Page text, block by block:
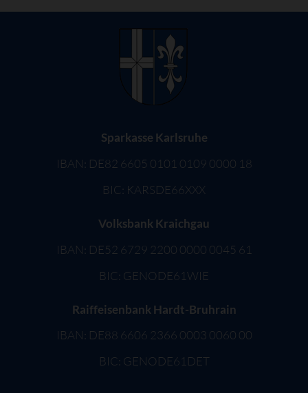
Sparkasse Karlsruhe
IBAN: DE82 6605 0101 0109 0000 18
BIC: KARSDE66XXX
Volksbank Kraichgau
IBAN: DE52 6729 2200 0000 0045 61
BIC: GENODE61WIE
Raiffeisenbank Hardt-Bruhrain
IBAN: DE88 6606 2366 0003 0060 00
BIC: GENODE61DET